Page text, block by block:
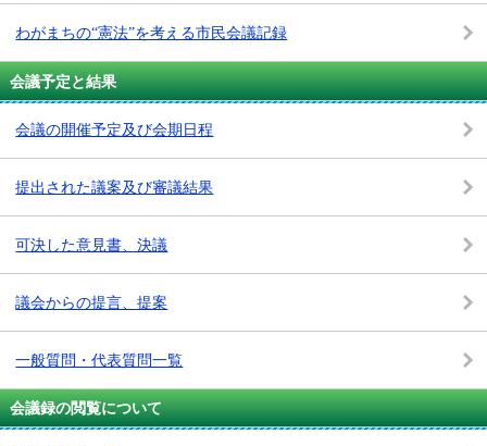
わがまちの“憲法”を考える市民会議記録
会議予定と結果
会議の開催予定及び会期日程
提出された議案及び審議結果
可決した意見書、決議
議会からの提言、提案
一般質問・代表質問一覧
会議録の閲覧について